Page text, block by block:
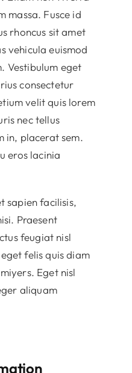
massa. Fusce id
rhoncus sit amet
vehicula euismod
Vestibulum eget
consectetur
velit quis lorem
nec tellus
in, placerat sem.
eros lacinia
sapien facilisis,
Praesent
feugiat nisl
felis quis diam
Eget nisl
aliquam